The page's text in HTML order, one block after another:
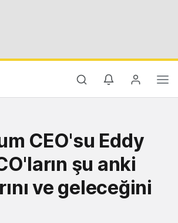
CEO'su Eddy
şu anki
ve geleceğini